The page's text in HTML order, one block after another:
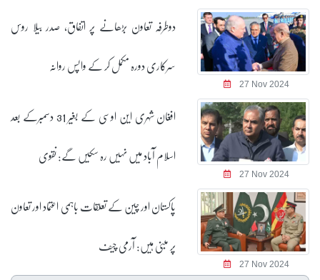
27 Nov 2024
دوطرفہ تعاون بڑھانے پر اتفاق، صدر بیلا روس
سرکاری دورہ مکمل کر کے واپس روانہ
27 Nov 2024
افغان شہری این اوسی کے بغیر 31 دسمبرکے بعد
اسلام آباد میں نہیں رہ سکیں گے: نقوی
27 Nov 2024
پاکستان اور چین کے تعلقات باہمی اعتماد اور تعاون
پر مبنی ہیں: آرمی چیف